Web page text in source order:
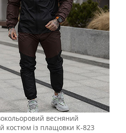
весняний
костюм із плащовки К-823